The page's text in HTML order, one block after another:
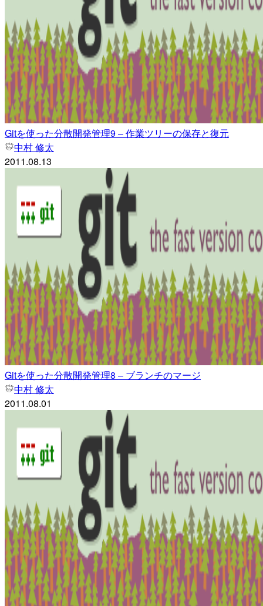
Gitを使った分散開発管理9 – 作業ツリーの保存と復元
中村 修太
2011.08.13
Gitを使った分散開発管理8 – ブランチのマージ
中村 修太
2011.08.01